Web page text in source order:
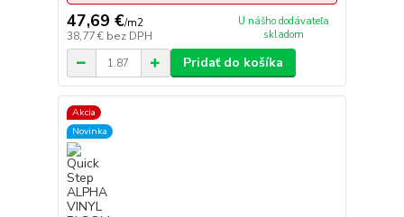
47,69 €/m2
38,77 € bez DPH
U nášho dodávateľa
skladom
Pridať do košíka
Akcia
Novinka